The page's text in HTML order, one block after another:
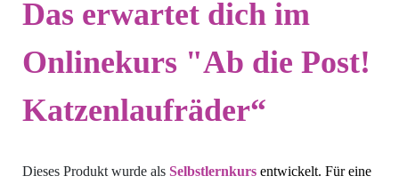
Das erwartet dich im
Onlinekurs "Ab die Post!
Katzenlaufräder“
Dieses Produkt wurde als Selbstlernkurs entwickelt. Für eine